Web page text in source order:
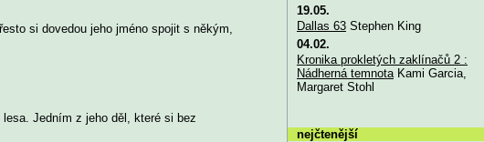
si dovedou jeho jméno spojit s někým,
Jedním z jeho děl, které si bez
19.05.
Dallas 63Stephen King
04.02.
Kronika prokletých zaklínačů 2 :
Nádherná temnotaKami Garcia,
Margaret Stohl
nejčtenější